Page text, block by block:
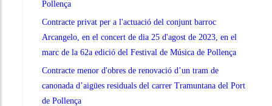
Pollença
Contracte privat per a l'actuació del conjunt barroc
Arcangelo, en el concert de dia 25 d'agost de 2023, en el
marc de la 62a edició del Festival de Música de Pollença
Contracte menor d'obres de renovació d’un tram de
canonada d’aigües residuals del carrer Tramuntana del Port
de Pollença